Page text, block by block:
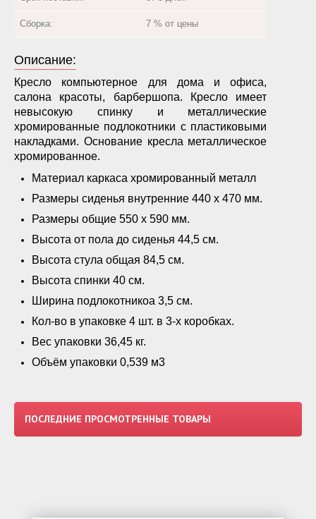
Сборка: 7 % от цены
Описание:
Кресло компьютерное для дома и офиса,
салона красоты, барбершопа. Кресло имеет
невысокую спинку и металлические
хромированные подлокотники с пластиковыми
накладками. Основание кресла металлическое
хромированное.
Материал каркаса хромированный металл
Размеры сиденья внутренние 440 х 470 мм.
Размеры общие 550 х 590 мм.
Высота от пола до сиденья 44,5 см.
Высота стула общая 84,5 см.
Высота спинки 40 см.
Ширина подлокотникоа 3,5 см.
Кол-во в упаковке 4 шт. в 3-х коробках.
Вес упаковки 36,45 кг.
Объём упаковки 0,539 м3
ПОСЛЕДНИЕ ПРОСМОТРЕННЫЕ ТОВАРЫ